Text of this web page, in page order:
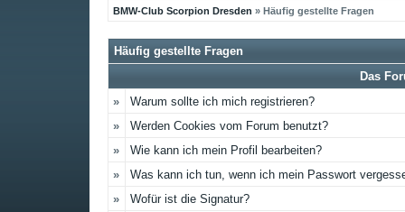
BMW-Club Scorpion Dresden » Häufig gestellte Fragen
Häufig gestellte Fragen
Das
»
Warum sollte ich mich registrieren?
»
Werden Cookies vom Forum benutzt?
»
Wie kann ich mein Profil bearbeiten?
»
Was kann ich tun, wenn ich mein Passwort
»
Wofür ist die Signatur?